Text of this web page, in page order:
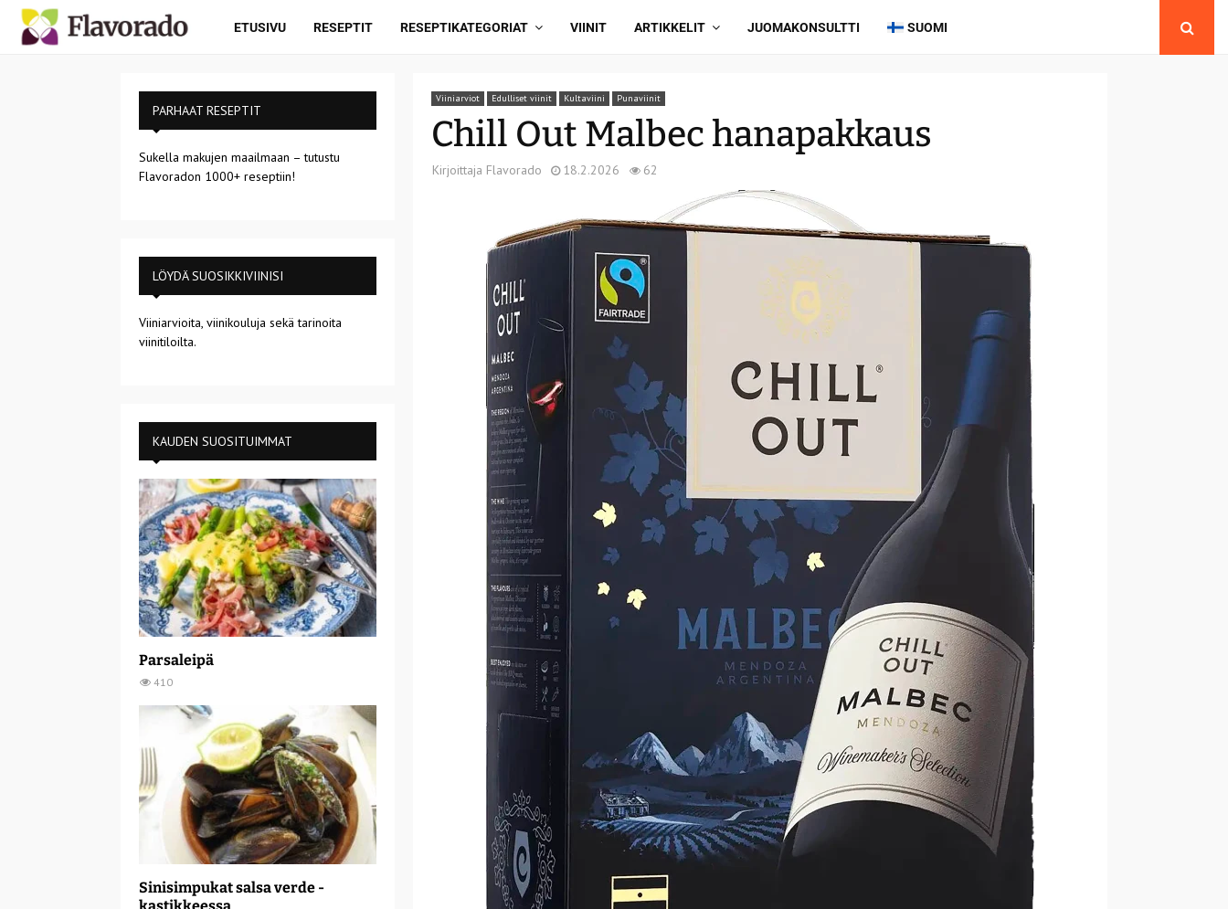
ETUSIVU RESEPTIT RESEPTIKATEGORIAT VIINIT ARTIKKELIT JUOMAKONSULTTI SUOMI
Viiniarviot Edulliset viinit Kultaviini Punaviinit
Chill Out Malbec hanapakkaus
Kirjoittaja Flavorado 18.2.2026 62
PARHAAT RESEPTIT
Sukella makujen maailmaan – tutustu
Flavoradon 1000+ reseptiin!
LÖYDÄ SUOSIKKIVIINISI
Viiniarvioita, viinikouluja sekä tarinoita
viinitiloilta.
KAUDEN SUOSITUIMMAT
Parsaleipä
410
Sinisimpukat salsa verde -
kastikkeessa